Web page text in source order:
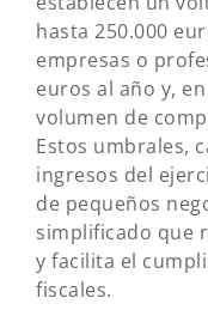
hasta 250.000
empresas o
euros al año y,
volumen de
Estos umbrales,
ingresos del
de pequeños
simplificado que
y facilita el
fiscales.